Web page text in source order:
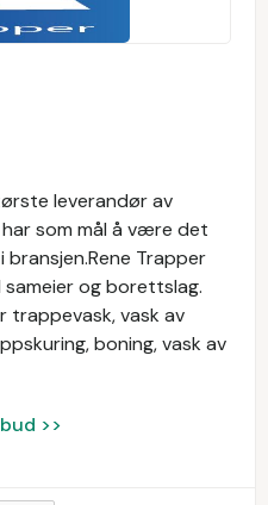
leverandør av
som mål å være det
Trapper
og borettslag.
trappevask, vask av
boning, vask av
>>